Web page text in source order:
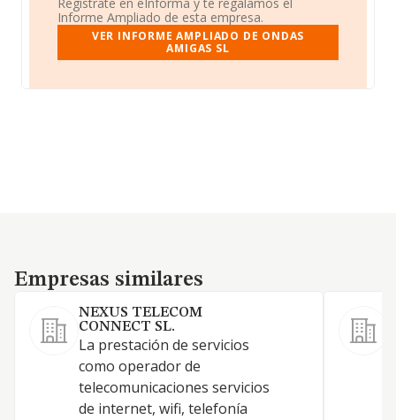
Informe Ampliado de esta empresa.
VER INFORME AMPLIADO DE ONDAS
AMIGAS SL
Empresas similares
Empresas similares
NEXUS TELECOM
CONNECT SL.
La prestación de servicios
como operador de
telecomunicaciones servicios
de internet, wifi, telefonía